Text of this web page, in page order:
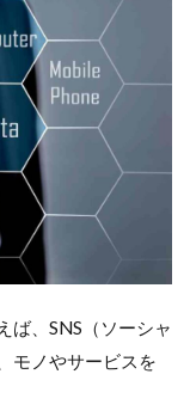
ば、SNS（ソーシャ
モノやサービスを